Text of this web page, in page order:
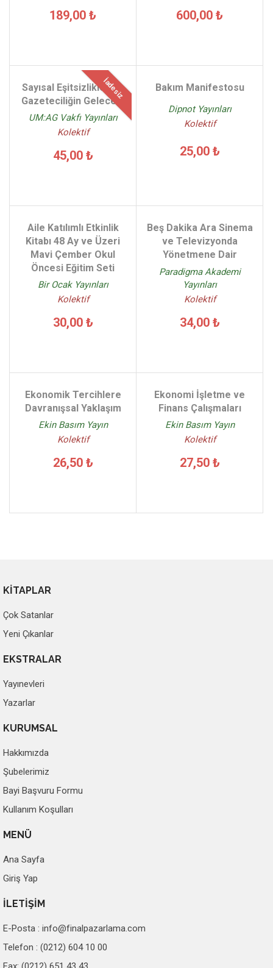
189,00 ₺ 600,00 ₺
İadesiz
Sayısal Eşitsizlikler ve
Gazeteciliğin Geleceği
UM:AG Vakfı Yayınları
Kolektif
45,00 ₺
Bakım Manifestosu
Dipnot Yayınları
Kolektif
25,00 ₺
Aile Katılımlı Etkinlik
Kitabı 48 Ay ve Üzeri
Mavi Çember Okul
Öncesi Eğitim Seti
Bir Ocak Yayınları
Kolektif
30,00 ₺
Beş Dakika Ara Sinema
ve Televizyonda
Yönetmene Dair
Paradigma Akademi
Yayınları
Kolektif
34,00 ₺
Ekonomik Tercihlere
Davranışsal Yaklaşım
Ekin Basım Yayın
Kolektif
26,50 ₺
Ekonomi İşletme ve
Finans Çalışmaları
Ekin Basım Yayın
Kolektif
27,50 ₺
KİTAPLAR
Çok Satanlar
Yeni Çıkanlar
EKSTRALAR
Yayınevleri
Yazarlar
KURUMSAL
Hakkımızda
Şubelerimiz
Bayi Başvuru Formu
Kullanım Koşulları
MENÜ
Ana Sayfa
Giriş Yap
İLETİŞİM
E-Posta : info@finalpazarlama.com
Telefon : (0212) 604 10 00